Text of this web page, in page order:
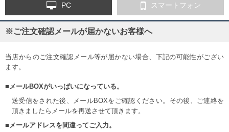
PC スマートフォン
※ご注文確認メールが届かないお客様へ
当店からのご注文確認メール等が届かない場合、下記の可能性がござい
ます。
■メールBOXがいっぱいになっている。
送受信をされた後、メールBOXをご確認ください。その後、ご連絡を
頂きましたらメールを再送させて頂きます。
■メールアドレスを間違ってご入力。